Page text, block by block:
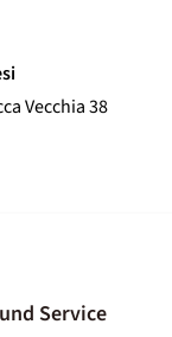
Vecchia 38
Service